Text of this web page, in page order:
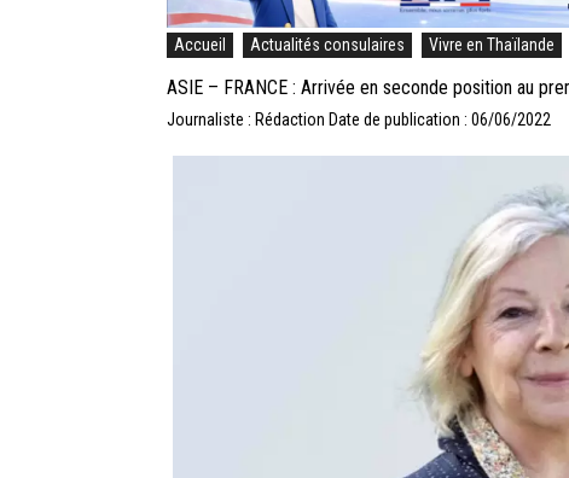
Accueil Actualités consulaires Vivre en Thaïlande
ASIE – FRANCE : Arrivée en seconde position au
Journaliste : Rédaction Date de publication : 06/06/2022